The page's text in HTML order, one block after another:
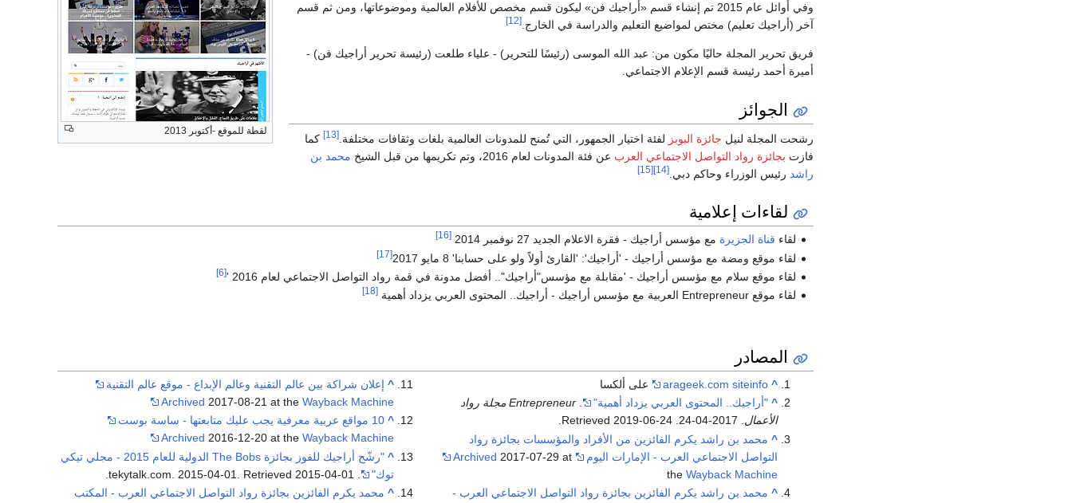
لقطة للموقع -أكتوبر 2013
وفي أوائل عام 2015 تم إنشاء قسم «أراجيك فن» ليكون قسم مخصص للأفلام العالمية وموضوعاتها، ومن ثم قسم
آخر (أراجيك تعليم) مختص لمواضيع التعليم والدراسة في الخارج.[12]
فريق تحرير المجلة حاليًا مكون من: عبد الله الموسى (رئيسًا للتحرير) - علياء طلعت (رئيسة تحرير أراجيك فن) -
أميرة أحمد رئيسة قسم الإعلام الاجتماعي.
الجوائز
رشحت المجلة لنيل جائزة البوبز لفئة اختيار الجمهور، التي تُمنح للمدونات العالمية بلغات وثقافات مختلفة. [13]
كما
فازت بجائزة رواد التواصل الاجتماعي العرب عن فئة المدونات لعام 2016، وتم تكريمها من قبل الشيخ
محمد بن
راشد رئيس الوزراء وحاكم دبي. [14]
[15]
لقاءات إعلامية
لقاء قناة الجزيرة مع مؤسس أراجيك - فقرة الاعلام الجديد 27 نوفمبر 2014 [16]
لقاء موقع ومضة مع مؤسس أراجيك - 'أراجيك': 'القارئ أولاً ولو على حسابنا' 8 مايو 2017 [17]
لقاء موقع سلام مع مؤسس أراجيك - 'مقابلة مع مؤسس"أراجيك".. أفضل مدونة في قمة رواد التواصل الاجتماعي لعام 2016 ' [6]
لقاء موقع Entrepreneur العربية مع مؤسس أراجيك - أراجيك.. المحتوى العربي يزداد أهمية [18]
المصادر
^
arageek.com siteinfo
على ألكسا
^ "أراجيك.. المحتوى العربي يزداد أهمية" .
Entrepreneur مجلة رواد
الأعمال. 2017-04-24
. Retrieved
2019-06-24
.
^ محمد بن راشد يكرم الفائزين من الأفراد والمؤسسات بجائزة رواد
التواصل الاجتماعي العرب - الإمارات اليوم
Archived 2017-07-29 at
theWayback Machine
^ محمد بن راشد يكرم الفائزين بجائزة رواد التواصل الاجتماعي العرب -
^ إعلان شراكة بين عالم التقنية وعالم الإبداع - موقع عالم التقنية
Archived 2017-08-21 at theWayback Machine
^ 10 مواقع عربية معرفية يجب عليك متابعتها - ساسة بوست
Archived 2016-12-20 at theWayback Machine
^
"رشّح أراجيك للفوز بجائزة The Bobs الدولية للعام 2015 - مجلي تيكي
توك"
. Retrieved 2015-04-01
.
^ محمد يكرم الفائزين بجائزة رواد التواصل الاجتماعي العرب - المكتب